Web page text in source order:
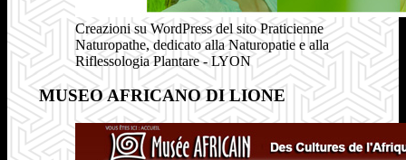
Creazioni su WordPress del sito Praticienne
Naturopathe, dedicato alla Naturopatie e alla
Riflessologia Plantare - LYON
MUSEO AFRICANO DI LIONE